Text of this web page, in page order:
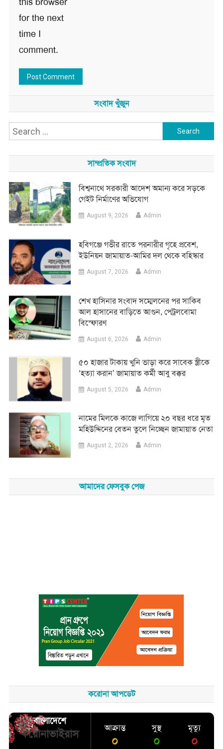
for the next
time I
comment.
সংবাদ খুঁজুন
Search
সাম্প্রতিক সংবাদ
বিশ্বনাথে সরকারী আদেশ অমান্য করে সড়কে
গেইট নির্মাণের অভিযোগ
August 9, 2026 Admin
হবিগঞ্জে গভীর রাতে পরনারীর গৃহে প্রবেশ,
ইউনিয়ন জামায়াত-আমির দল থেকে বহিস্কার
August 7, 2026 Admin
শেখ হাসিনার সংবাদ সম্মেলনের পর সাকিব
আল হাসানের বাড়িতে আগুন, পেট্রলবোমা
বিস্ফোরণ
August 6, 2026 Admin
৫০ হাজার টাকায় খুনি ভাড়া করে সাবেক স্ত্রীকে
‘হত্যা করান’ জামায়াত কর্মী আবু বক্কর
August 5, 2026 Admin
নামের মিলকে কাজে লাগিয়ে ২০ বছর ধরে মৃত
মহিউদ্দিনের বেতন তুলে নিচ্ছেন জামায়াত নেতা
August 2, 2026 Admin
আমাদের ফেসবুক পেজ
করোনা আপডেট
বাংলাদেশে
করোনাভাইরাস আক্রান্ত
০
সুস্থ
০
মৃত্যু
০